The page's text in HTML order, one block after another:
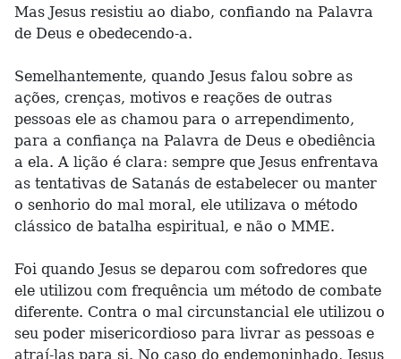
Mas Jesus resistiu ao diabo, confiando na Palavra
de Deus e obedecendo-a.
Semelhantemente, quando Jesus falou sobre as
ações, crenças, motivos e reações de outras
pessoas ele as chamou para o arrependimento,
para a confiança na Palavra de Deus e obediência
a ela. A lição é clara: sempre que Jesus enfrentava
as tentativas de Satanás de estabelecer ou manter
o senhorio do mal moral, ele utilizava o método
clássico de batalha espiritual, e não o MME.
Foi quando Jesus se deparou com sofredores que
ele utilizou com frequência um método de combate
diferente. Contra o mal circunstancial ele utilizou o
seu poder misericordioso para livrar as pessoas e
atraí-las para si. No caso do endemoninhado, Jesus